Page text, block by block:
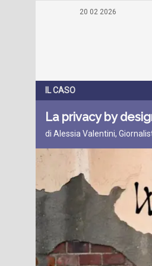
20 02 2026
IL CASO
La privacy by
di Alessia Valentini,